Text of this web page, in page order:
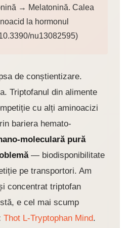
→ Melatonină. Calea
la hormonul
nu13082595)
de conștientizare.
Triptofanul din alimente
cu alți aminoacizi
bariera hemato-
moleculară pură
— biodisponibilitate
pe transportori. Am
concentrat triptofan
e cel mai scump
Thot L-Tryptophan Mind.